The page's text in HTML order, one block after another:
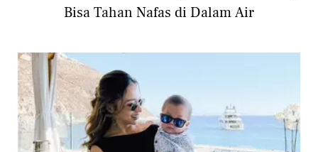
Bisa Tahan Nafas di Dalam Air